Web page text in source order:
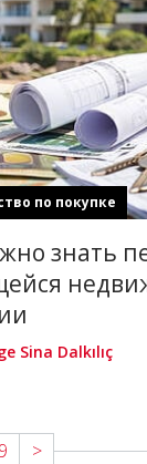
по покупке
знать
Sina Dalkılıç
>